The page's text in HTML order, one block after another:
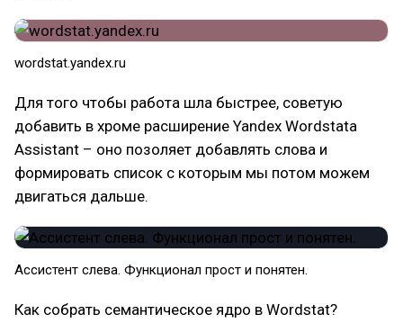
wordstat.yandex.ru
Для того чтобы работа шла быстрее, советую
добавить в хроме расширение Yandex Wordstata
Assistant – оно позоляет добавлять слова и
формировать список с которым мы потом можем
двигаться дальше.
Ассистент слева. Функционал прост и понятен.
Как собрать семантическое ядро в Wordstat?